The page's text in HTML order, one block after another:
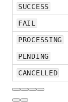
Android SDK
概览
类
方法
回调函数
枚举
SUCCESS
FAIL
PROCESSING
PENDING
CANCELLED